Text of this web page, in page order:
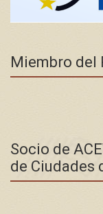
Miembro del
Socio de
de Ciudades